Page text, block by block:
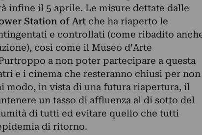
infine il 5 aprile. Le misure dettate dalle
Station of Artche ha riaperto le
e controllati (come ribadito
così come il Museo d’Arte
a non poter partecipare a questa
e i cinema che resteranno chiusi per non
modo, in vista di una futura riapertura, il
un tasso di affluenza al di sotto del
di tutti ed evitare quello che tutti
di ritorno.